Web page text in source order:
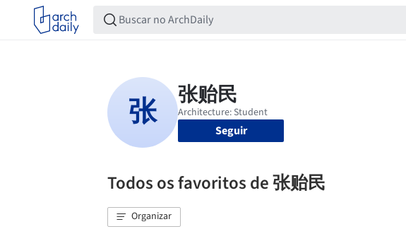
Seguir
Todos os favoritos de 张贻民
Organizar